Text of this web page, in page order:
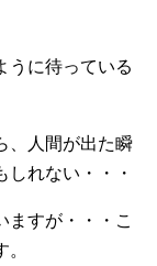
うに待っている
、人間が出た瞬
しれない・・・
ますが・・・こ